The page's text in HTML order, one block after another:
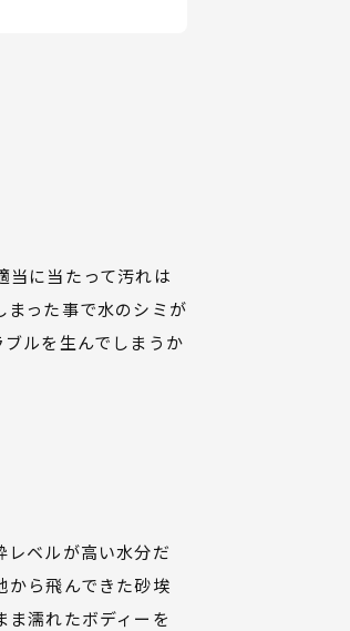
当に当たって汚れは
った事で水のシミが
ルを生んでしまうか
ベルが高い水分だ
から飛んできた砂埃
濡れたボディーを